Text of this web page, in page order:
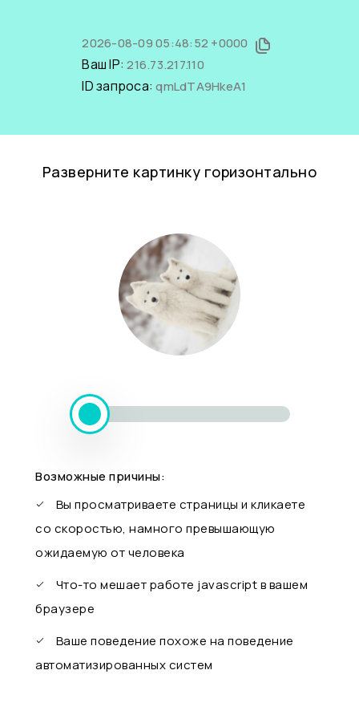
2026-08-09 05:48:52 +0000
Ваш IP:216.73.217.110
ID запроса:qmLdTA9HkeA1
Разверните картинку горизонтально
Возможные причины:
Вы просматриваете страницы и кликаете
со скоростью, намного превышающую
ожидаемую от человека
Что-то мешает работе javascript в вашем
браузере
Ваше поведение похоже на поведение
автоматизированных систем